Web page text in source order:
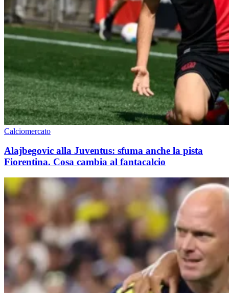
Calciomercato
Alajbegovic alla Juventus: sfuma anche la pista
Fiorentina. Cosa cambia al fantacalcio